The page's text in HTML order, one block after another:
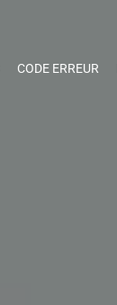
CODE ERREUR